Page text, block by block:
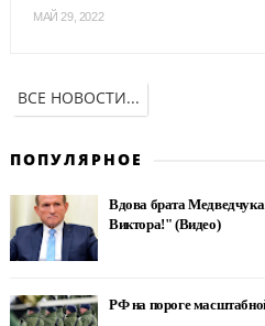
МАЙ 29, 2022
ВСЕ НОВОСТИ...
ПОПУЛЯРНОЕ
Вдова брата
Виктора!" (Видео)
РФ на пороге